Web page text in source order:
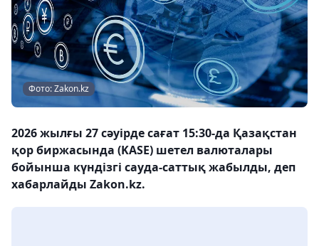
Фото: Zakon.kz
2026 жылғы 27 сәуірде сағат 15:30-да Қазақстан
қор биржасында (KASE) шетел валюталары
бойынша күндізгі сауда-саттық жабылды, деп
хабарлайды Zakon.kz.